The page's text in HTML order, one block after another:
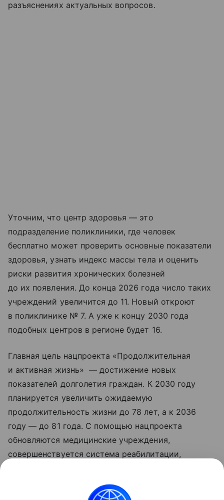
разъяснениях актуальных вопросов.
Уточним, что центр здоровья — это
подразделение поликлиники, где человек
бесплатно может проверить основные показатели
здоровья, узнать индекс массы тела и оценить
риски развития хронических болезней
до их появления. До конца 2026 года число таких
учреждений увеличится до 11. Новый откроют
в поликлинике № 7. А уже к концу 2030 года
подобных центров в регионе будет 16.
Главная цель нацпроекта «Продолжительная
и активная жизнь» — достижение новых
показателей долголетия граждан. К 2030 году
планируется увеличить ожидаемую
продолжительность жизни до 78 лет, а к 2036
году — до 81 года. С помощью нацпроекта
обновляются медицинские учреждения,
совершенствуется система реабилитации,
исследовательских центров, идет работа
по цифровизации здравоохранения. Обновленные